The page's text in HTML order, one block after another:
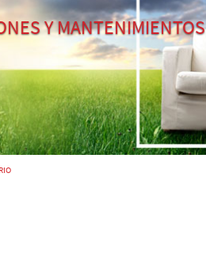
Y MANTENIMIENTOS